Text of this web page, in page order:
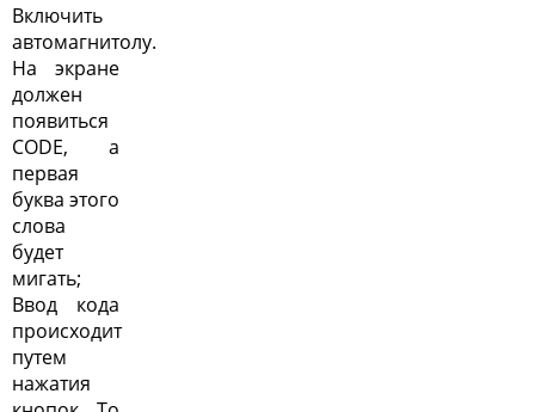
Включить
автомагнитолу.
На экране
должен
появиться
CODE, а
первая
буква этого
слова
будет
мигать;
Ввод кода
происходит
путем
нажатия